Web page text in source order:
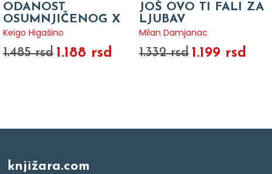
ODANOST
OSUMNJIČENOG X
Keigo Higašino
1.485 rsd 1.188 rsd
JOŠ OVO TI FALI ZA
LJUBAV
Milan Damjanac
1.332 rsd 1.199 rsd
knjižara.com